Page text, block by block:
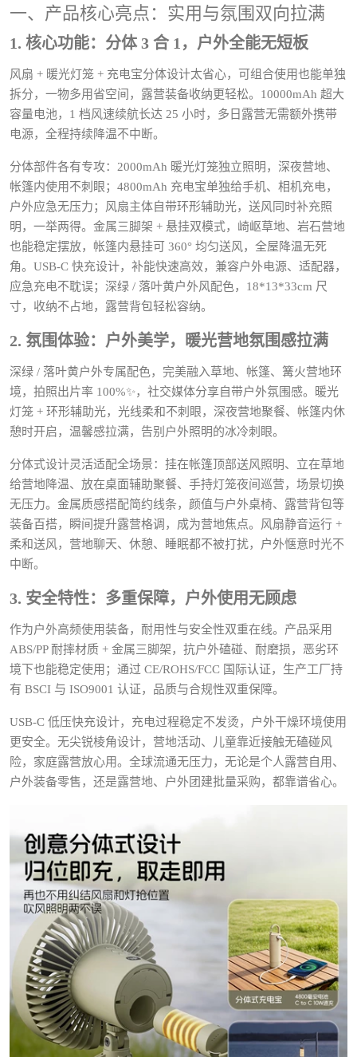
一、产品核心亮点：实用与氛围双向拉满
1. 核心功能：分体 3 合 1，户外全能无短板
风扇 + 暖光灯笼 + 充电宝分体设计太省心，可组合使用也能单独
拆分，一物多用省空间，露营装备收纳更轻松。10000mAh 超大
容量电池，1 档风速续航长达 25 小时，多日露营无需额外携带
电源，全程持续降温不中断。
分体部件各有专攻：2000mAh 暖光灯笼独立照明，深夜营地、
帐篷内使用不刺眼；4800mAh 充电宝单独给手机、相机充电，
户外应急无压力；风扇主体自带环形辅助光，送风同时补充照
明，一举两得。金属三脚架 + 悬挂双模式，崎岖草地、岩石营地
也能稳定摆放，帐篷内悬挂可 360° 均匀送风，全屋降温无死
角。USB-C 快充设计，补能快速高效，兼容户外电源、适配器，
应急充电不耽误；深绿 / 落叶黄户外风配色，18*13*33cm 尺
寸，收纳不占地，露营背包轻松容纳。
2. 氛围体验：户外美学，暖光营地氛围感拉满
深绿 / 落叶黄户外专属配色，完美融入草地、帐篷、篝火营地环
境，拍照出片率 100%✨，社交媒体分享自带户外氛围感。暖光
灯笼 + 环形辅助光，光线柔和不刺眼，深夜营地聚餐、帐篷内休
憩时开启，温馨感拉满，告别户外照明的冰冷刺眼。
分体式设计灵活适配全场景：挂在帐篷顶部送风照明、立在草地
给营地降温、放在桌面辅助聚餐、手持灯笼夜间巡营，场景切换
无压力。金属质感搭配简约线条，颜值与户外桌椅、露营背包等
装备百搭，瞬间提升露营格调，成为营地焦点。风扇静音运行 +
柔和送风，营地聊天、休憩、睡眠都不被打扰，户外惬意时光不
中断。
3. 安全特性：多重保障，户外使用无顾虑
作为户外高频使用装备，耐用性与安全性双重在线。产品采用
ABS/PP 耐摔材质 + 金属三脚架，抗户外磕碰、耐磨损，恶劣环
境下也能稳定使用；通过 CE/ROHS/FCC 国际认证，生产工厂持
有 BSCI 与 ISO9001 认证，品质与合规性双重保障。
USB-C 低压快充设计，充电过程稳定不发烫，户外干燥环境使用
更安全。无尖锐棱角设计，营地活动、儿童靠近接触无磕碰风
险，家庭露营放心用。全球流通无压力，无论是个人露营自用、
户外装备零售，还是露营地、户外团建批量采购，都靠谱省心。